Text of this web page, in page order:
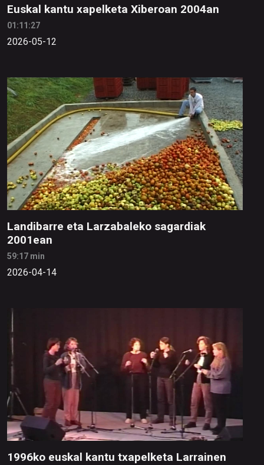
Euskal kantu xapelketa Xiberoan 2004an
01:11:27
2026-05-12
Landibarre eta Larzabaleko sagardiak
2001ean
59:17 min
2026-04-14
1996ko euskal kantu txapelketa Larrainen